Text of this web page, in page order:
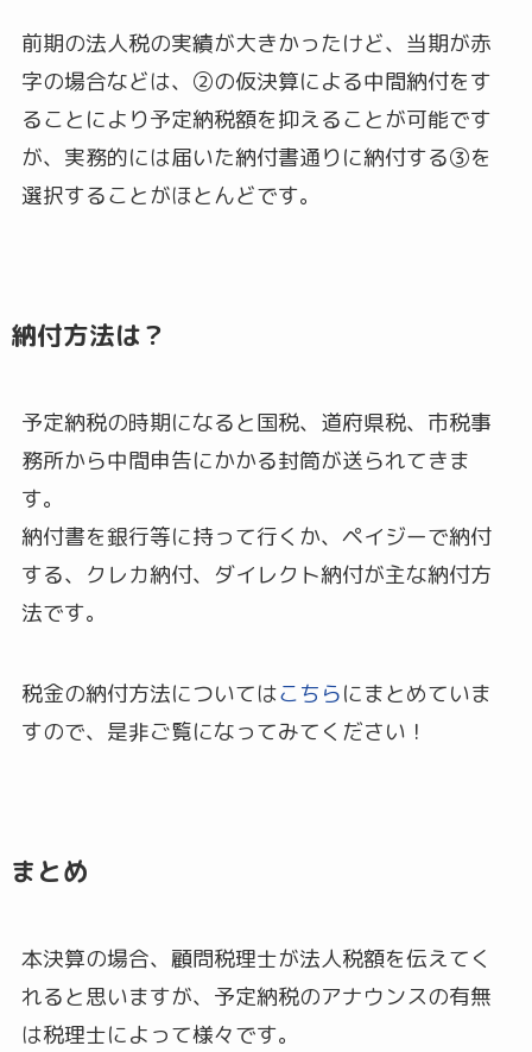
前期の法人税の実績が大きかったけど、当期が赤
字の場合などは、②の仮決算による中間納付をす
ることにより予定納税額を抑えることが可能です
が、実務的には届いた納付書通りに納付する③を
選択することがほとんどです。
納付方法は？
予定納税の時期になると国税、道府県税、市税事
務所から中間申告にかかる封筒が送られてきま
す。
納付書を銀行等に持って行くか、ペイジーで納付
する、クレカ納付、ダイレクト納付が主な納付方
法です。
税金の納付方法についてはこちらにまとめていま
すので、是非ご覧になってみてください！
まとめ
本決算の場合、顧問税理士が法人税額を伝えてく
れると思いますが、予定納税のアナウンスの有無
は税理士によって様々です。